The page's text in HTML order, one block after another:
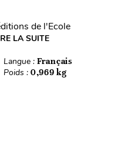
de l'Ecole
LA SUITE
Langue : Français
Poids : 0,969 kg